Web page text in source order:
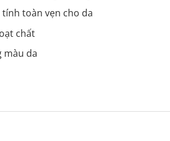
toàn vẹn cho da
chất
màu da